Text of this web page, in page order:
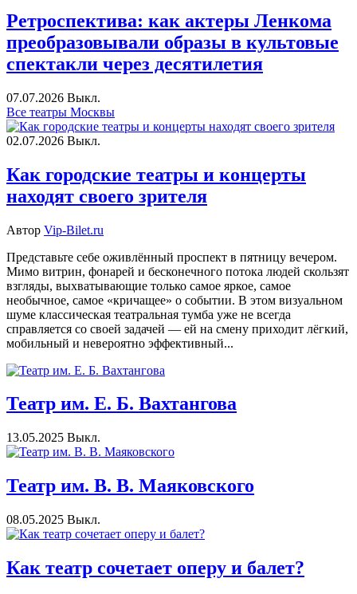
Ретроспектива: как актеры Ленкома
преобразовывали образы в культовые
спектакли через десятилетия
07.07.2026 Выкл.
Все театры Москвы
02.07.2026 Выкл.
Как городские театры и концерты
находят своего зрителя
Автор Vip-Bilet.ru
Представьте себе оживлённый проспект в пятницу вечером.
Мимо витрин, фонарей и бесконечного потока людей скользят
взгляды, выхватывающие только самое яркое, самое
необычное, самое «кричащее» о событии. В этом визуальном
шуме классическая театральная тумба уже не всегда
справляется со своей задачей — ей на смену приходит лёгкий,
мобильный и невероятно эффективный...
Театр им. Е. Б. Вахтангова
13.05.2025 Выкл.
Театр им. В. В. Маяковского
08.05.2025 Выкл.
Как театр сочетает оперу и балет?